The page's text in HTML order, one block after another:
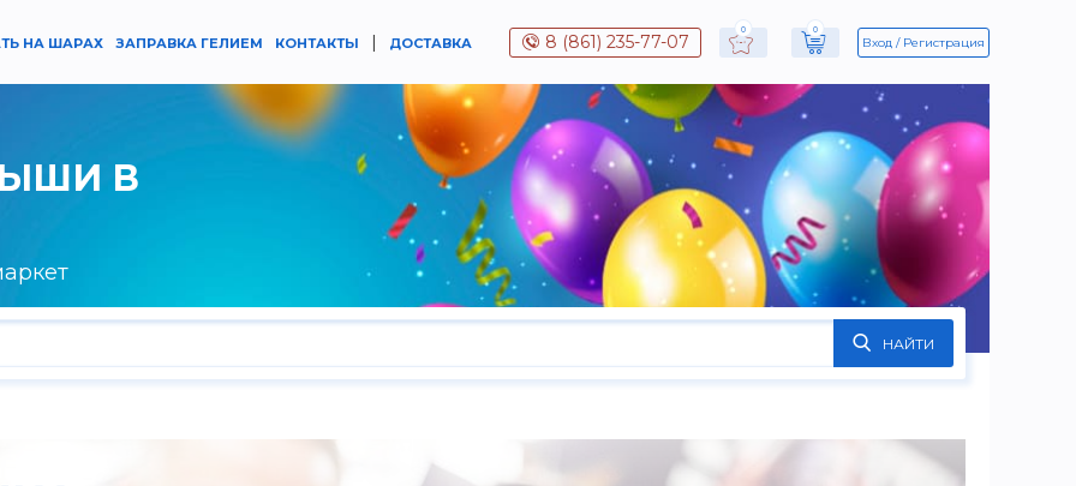
НА ШАРАХ ЗАПРАВКА ГЕЛИЕМ КОНТАКТЫ | ДОСТАВКА 8 (861) 235-77-07
0 0
Вход Регистрация
В
НАЙТИ